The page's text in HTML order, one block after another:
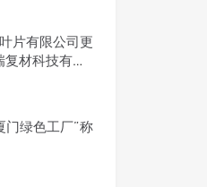
片有限公司更
材科技有限
门绿色工厂”称